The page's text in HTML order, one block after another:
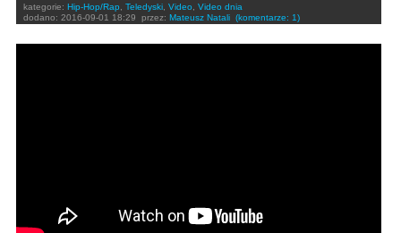
kategorie: Hip-Hop/Rap Teledyski Video
Video dnia
dodano: 2016-09-01 18:29 przez: Mateusz Natali (komentarze: 1)